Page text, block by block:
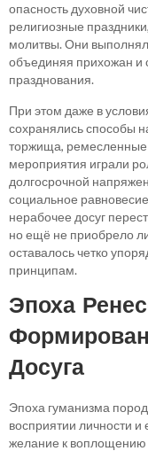
опасность духовной
религиозные
молитвы. Они
объединяя прихожан и
празднования.
При этом даже в
сохранялись способы
торжища, ремесленные
мероприятия играли
долгосрочной
социальное
нерабочее досуг
но ещё не приобрело
оставалось четко
принципам.
Эпоха
Досуга
Эпоха гуманизма
восприятии личности и
желание к воплощению